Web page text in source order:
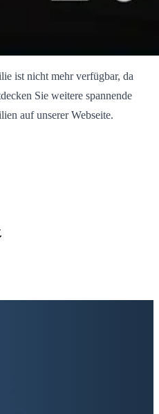
ist nicht mehr verfügbar, da
Sie weitere spannende
auf unserer Webseite.